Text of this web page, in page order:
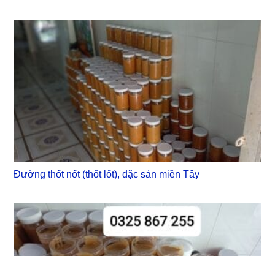
Đường thốt nốt (thốt lốt), đặc sản miền Tây